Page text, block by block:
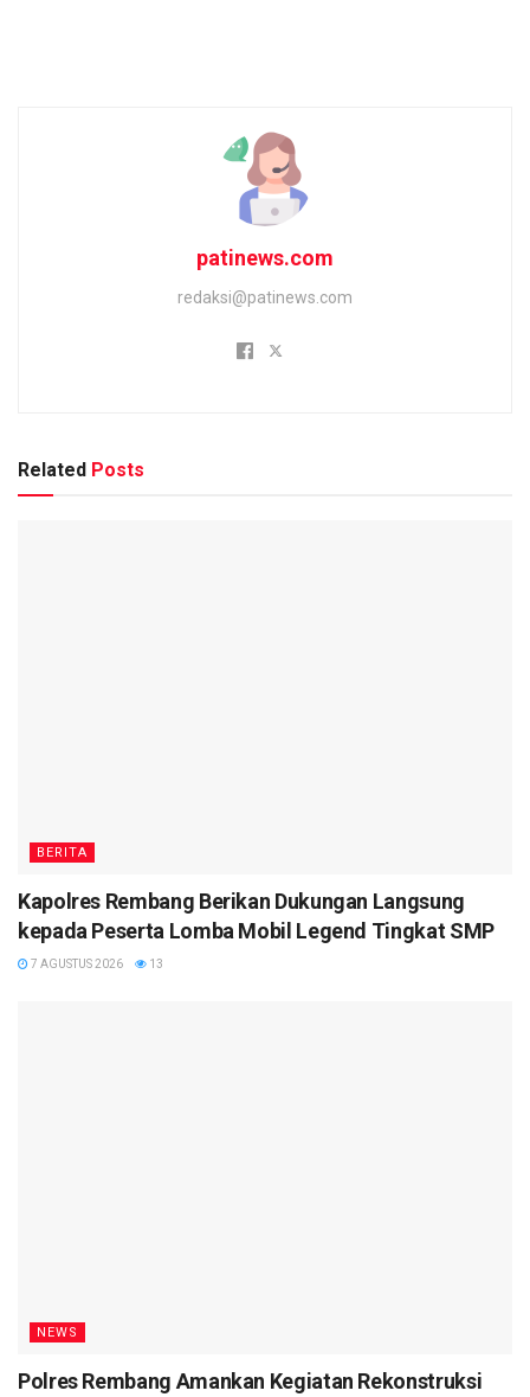
patinews.com
redaksi@patinews.com
Related Posts
BERITA
Kapolres Rembang Berikan Dukungan Langsung
kepada Peserta Lomba Mobil Legend Tingkat SMP
7 AGUSTUS 2026 13
NEWS
Polres Rembang Amankan Kegiatan Rekonstruksi